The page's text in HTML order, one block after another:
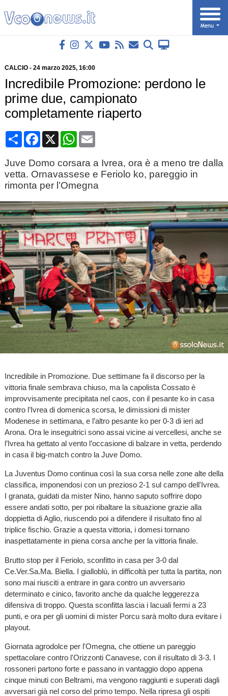
CALCIO- 24 marzo 2025, 16:00
Incredibile Promozione: perdono le
prime due, campionato
completamente riaperto
CondividiFacebook
X WhatsApp
Email
Juve Domo corsara a Ivrea, ora è a meno tre dalla
vetta. Ornavassese e Feriolo ko, pareggio in
rimonta per l’Omegna
Incredibile in Promozione. Due settimane fa il discorso per la
vittoria finale sembrava chiuso, ma la capolista Cossato è
improvvisamente precipitata nel caos, con il pesante ko in casa
contro l’Ivrea di domenica scorsa, le dimissioni di mister
Modenese in settimana, e l’altro pesante ko per 0-3 di ieri ad
Arona. Ora le inseguitrici sono assai vicine ai vercellesi, anche se
l’Ivrea ha gettato al vento l’occasione di balzare in vetta, perdendo
in casa il big-match contro la Juve Domo.
La Juventus Domo continua così la sua corsa nelle zone alte della
classifica, imponendosi con un prezioso 2-1 sul campo dell'Ivrea.
I granata, guidati da mister Nino, hanno saputo soffrire dopo
essere andati sotto, per poi ribaltare la situazione grazie alla
doppietta di Aglio, riuscendo poi a difendere il risultato fino al
triplice fischio. Grazie a questa vittoria, i domesi tornano
inaspettatamente in piena corsa anche per la vittoria finale.
Brutto stop per il Feriolo, sconfitto in casa per 3-0 dal
Ce.Ver.Sa.Ma. Biella. I gialloblù, in difficoltà per tutta la partita, non
sono mai riusciti a entrare in gara contro un avversario
determinato e cinico, favorito anche da qualche leggerezza
difensiva di troppo. Questa sconfitta lascia i lacuali fermi a 23
punti, e ora per gli uomini di mister Porcu sarà molto dura evitare i
playout.
Giornata agrodolce per l'Omegna, che ottiene un pareggio
spettacolare contro l'Orizzonti Canavese, con il risultato di 3-3. I
rossoneri partono forte e passano in vantaggio dopo appena
cinque minuti con Beltrami, ma vengono raggiunti e superati dagli
avversari già nel corso del primo tempo. Nella ripresa gli ospiti